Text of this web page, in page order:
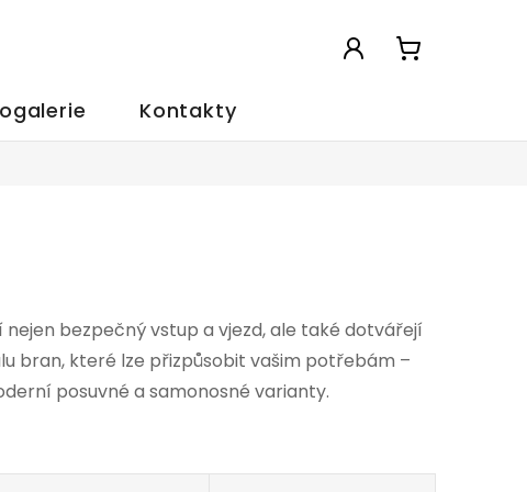
KOŠÍK
Kontakty
bezpečný vstup a vjezd, ale také dotvářejí
bran, které lze přizpůsobit vašim potřebám –
posuvné a samonosné varianty.